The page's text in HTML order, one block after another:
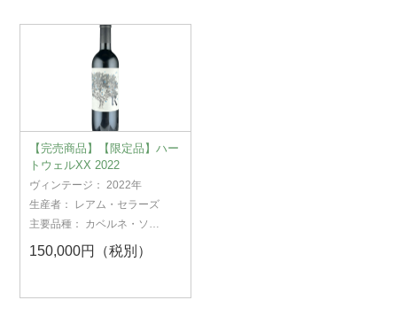
【完売商品】【限定品】ハー
トウェルXX 2022
ヴィンテージ：2022年
生産者：
レアム・セラーズ
主要品種： カベルネ・ソー
150,000円（税別）